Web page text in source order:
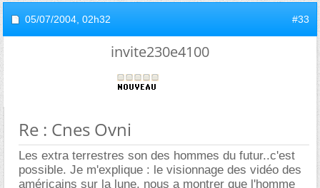
05/07/2004, 02h32 #33
invite230e4100
Re : Cnes Ovni
Les extra terrestres son des hommes du futur..c'est
possible. Je m'explique : le visionnage des vidéo des
américains sur la lune, nous a montrer que l'homme